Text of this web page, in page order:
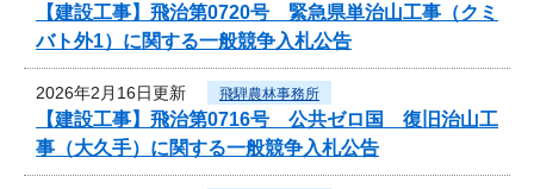
【建設工事】飛治第0720号 緊急県単治山工事（クミ
バト外1）に関する一般競争入札公告
2026年2月16日更新 飛騨農林事務所
【建設工事】飛治第0716号 公共ゼロ国 復旧治山工
事（大久手）に関する一般競争入札公告